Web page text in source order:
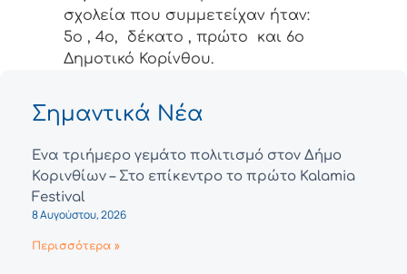
σχολεία που συμμετείχαν ήταν:
5ο , 4ο, δέκατο , πρώτο και 6ο
Δημοτικό Κορίνθου.
Σημαντικά Νέα
Ένα τριήμερο γεμάτο πολιτισμό στον Δήμο
Κορινθίων – Στο επίκεντρο το πρώτο Kalamia
Festival
8 Αυγούστου, 2026
Περισσότερα »